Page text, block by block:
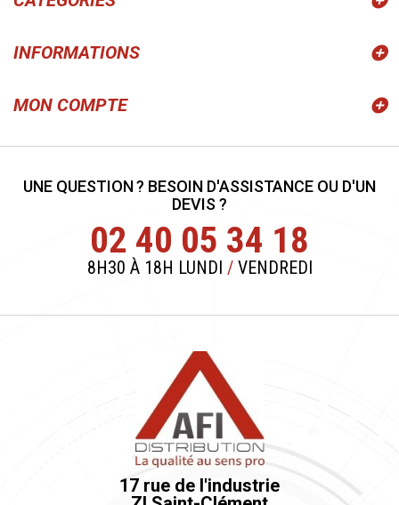
INFORMATIONS
MON COMPTE
UNE QUESTION ? BESOIN D'ASSISTANCE OU D'UN
DEVIS ?
02 40 05 34 18
8H30 À 18H LUNDI /VENDREDI
17 rue de l'industrie